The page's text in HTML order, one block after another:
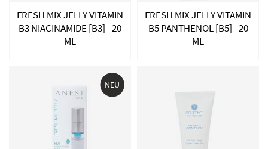
FRESH MIX JELLY VITAMIN
B3 NIACINAMIDE [B3] - 20
ML
FRESH MIX JELLY VITAMIN
B5 PANTHENOL [B5] - 20
ML
NEU